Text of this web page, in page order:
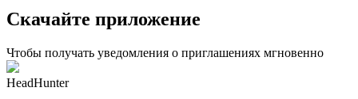
Скачайте приложение
Чтобы получать уведомления о приглашениях мгновенно
HeadHunter